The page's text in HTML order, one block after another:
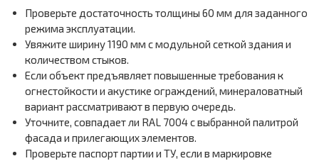
Проверьте достаточность толщины 60 мм для заданного
режима эксплуатации.
Увяжите ширину 1190 мм с модульной сеткой здания и
количеством стыков.
Если объект предъявляет повышенные требования к
огнестойкости и акустике ограждений, минераловатный
вариант рассматривают в первую очередь.
Уточните, совпадает ли RAL 7004 с выбранной палитрой
фасада и прилегающих элементов.
Проверьте паспорт партии и ТУ, если в маркировке